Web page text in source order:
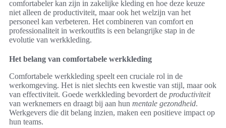
comfortabeler kan zijn in zakelijke kleding en hoe deze keuze
niet alleen de productiviteit, maar ook het welzijn van het
personeel kan verbeteren. Het combineren van comfort en
professionaliteit in werkoutfits is een belangrijke stap in de
evolutie van werkkleding.
Het belang van comfortabele werkkleding
Comfortabele werkkleding speelt een cruciale rol in de
werkomgeving. Het is niet slechts een kwestie van stijl, maar ook
van effectiviteit. Goede werkkleding bevordert de productiviteit
van werknemers en draagt bij aan hun mentale gezondheid.
Werkgevers die dit belang inzien, maken een positieve impact op
hun teams.